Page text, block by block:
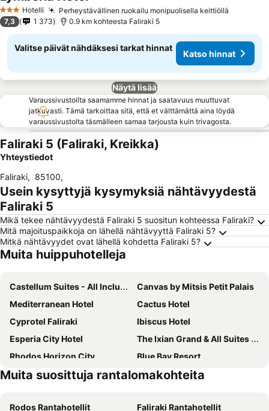
3 Tähtiluokitus
Hotelli Perheystävällinen ruokailu monipuolisella keittiöllä
Katso hinnat
7,3 1 373 0.9 km kohteesta Faliraki 5
Valitse päivät nähdäksesi tarkat hinnat
Katso hinnat
Näytä lisää
Varaussivustoilta saamamme hinnat ja saatavuus muuttuvat
jatkuvasti. Tämä tarkoittaa sitä, että et välttämättä aina löydä
varaussivustolta täsmälleen samaa tarjousta kuin trivagosta.
Faliraki 5 (Faliraki, Kreikka)
Yhteystiedot
Faliraki, 85100,
Usein kysyttyjä kysymyksiä nähtävyydestä
Faliraki 5
Mikä tekee nähtävyydestä Faliraki 5 suositun kohteessa Faliraki?
Mitä majoituspaikkoja on lähellä nähtävyyttä Faliraki 5?
Mitkä nähtävyydet ovat lähellä kohdetta Faliraki 5?
Muita huippuhotelleja
Castellum Suites - All Inclusive
Canvas by Mitsis Petit Palais
Mediterranean Hotel
Cactus Hotel
Cyprotel Faliraki
Ibiscus Hotel
Esperia City Hotel
The Ixian Grand & All Suites - Adults Only Hotel
Rhodos Horizon City
Blue Bay Resort
Athena Hotel
Rodos Palladium Leisure & Wellness
Dionysos Hotel
Mitsis La Vita
Muita suosittuja rantalomakohteita
Rodos Rantahotellit
Faliraki Rantahotellit